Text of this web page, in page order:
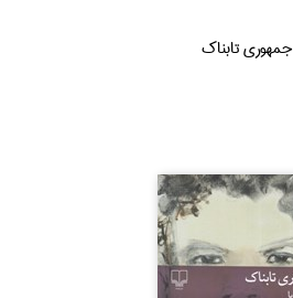
جمهوري تابناك